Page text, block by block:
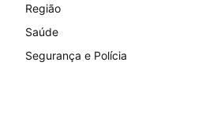
Região
Saúde
Segurança e Polícia